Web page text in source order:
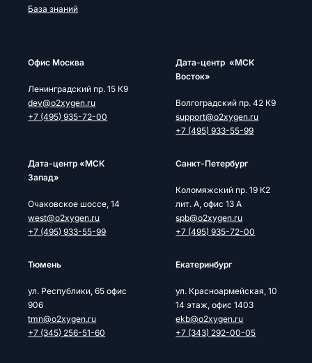
База знаний
Офис Москва
Ленинградский пр. 15 К9
dev@o2xygen.ru
+7 (495) 935-72-00
Дата-центр «МСК
Восток»
Волгоградский пр. 42 К9
support@o2xygen.ru
+7 (495) 933-55-99
Дата-центр «МСК
Запад»
Очаковское шоссе, 14
west@o2xygen.ru
+7 (495) 933-55-99
Cанкт-Петербург
Коломяжский пр. 19 К2
лит. А, офис 13 А
spb@o2xygen.ru
+7 (495) 935-72-00
Тюмень
ул. Республики, 65 офис
906
tmn@o2xygen.ru
+7 (345) 256-51-60
Екатеринбург
ул. Красноармейская, 10
14 этаж, офис 1403
ekb@o2xygen.ru
+7 (343) 292-00-05